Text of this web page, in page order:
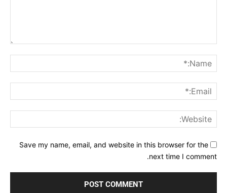
Save my name, email, and website in this browser for the
next time I comment.